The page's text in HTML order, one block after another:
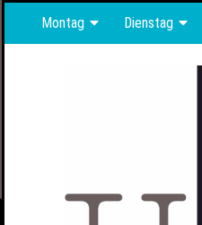
Montag Dienstag